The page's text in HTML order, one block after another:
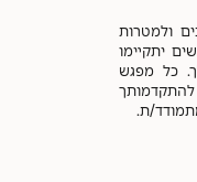
ולמטרות
יתקיימו
כל מפגש
ת.